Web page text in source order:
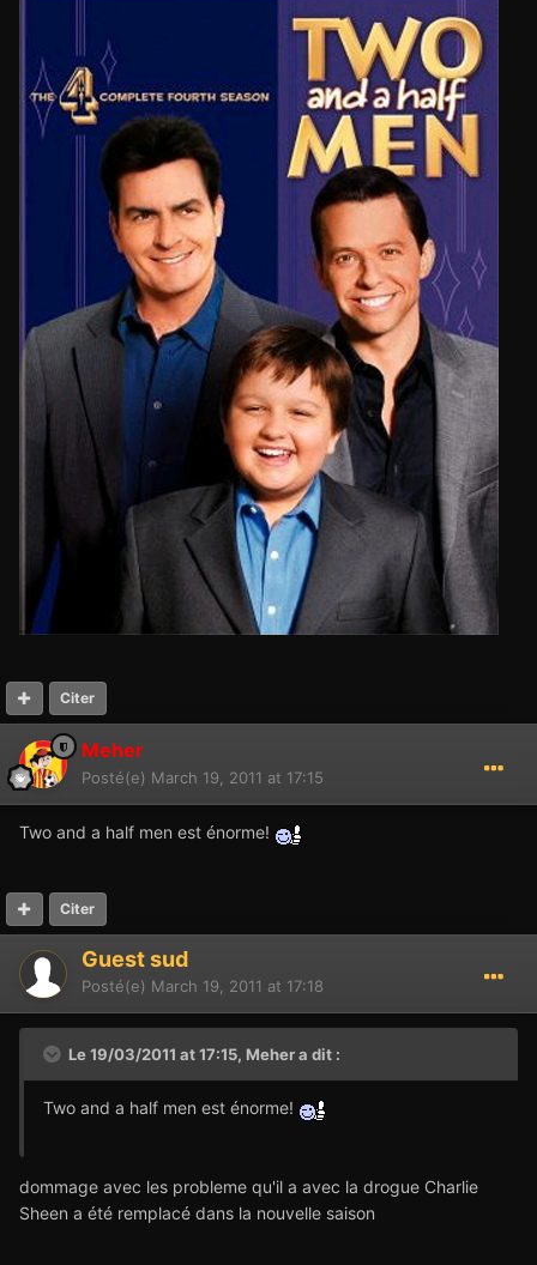
Citer
Meher
Posté(e) March 19, 2011 at 17:15
Two and a half men est énorme!
Citer
Guest sud
Posté(e) March 19, 2011 at 17:18
Le 19/03/2011 at 17:15, Meher a dit :
Two and a half men est énorme!
dommage avec les probleme qu'il a avec la drogue Charlie
Sheen a été remplacé dans la nouvelle saison